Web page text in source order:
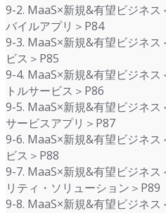
9-2. MaaS×新規&有望ビジネ
バイルアプリ＞P84
9-3. MaaS×新規&有望ビジネ
ビス＞P85
9-4. MaaS×新規&有望ビジネ
トルサービス＞P86
9-5. MaaS×新規&有望ビジネ
サービスアプリ＞P87
9-6. MaaS×新規&有望ビジネ
ビス＞P88
9-7. MaaS×新規&有望ビジネ
リティ・ソリューション＞P89
9-8. MaaS×新規&有望ビジネ